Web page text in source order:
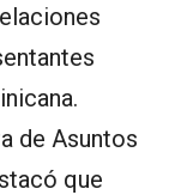
de Asuntos
que